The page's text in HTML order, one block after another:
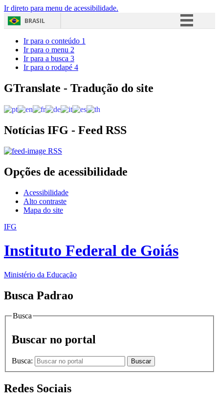
Ir direto para menu de acessibilidade.
BRASIL
Acesso à informação
Ir para o conteúdo 1
Ir para o menu 2
Ir para a busca 3
Ir para o rodapé 4
GTranslate - Tradução do site
Notícias IFG - Feed RSS
RSS
Opções de acessibilidade
Acessibilidade
Alto contraste
Mapa do site
IFG
Instituto Federal de Goiás
Ministério da Educação
Busca Padrao
Busca
Buscar no portal
Busca: Buscar
Redes Sociais